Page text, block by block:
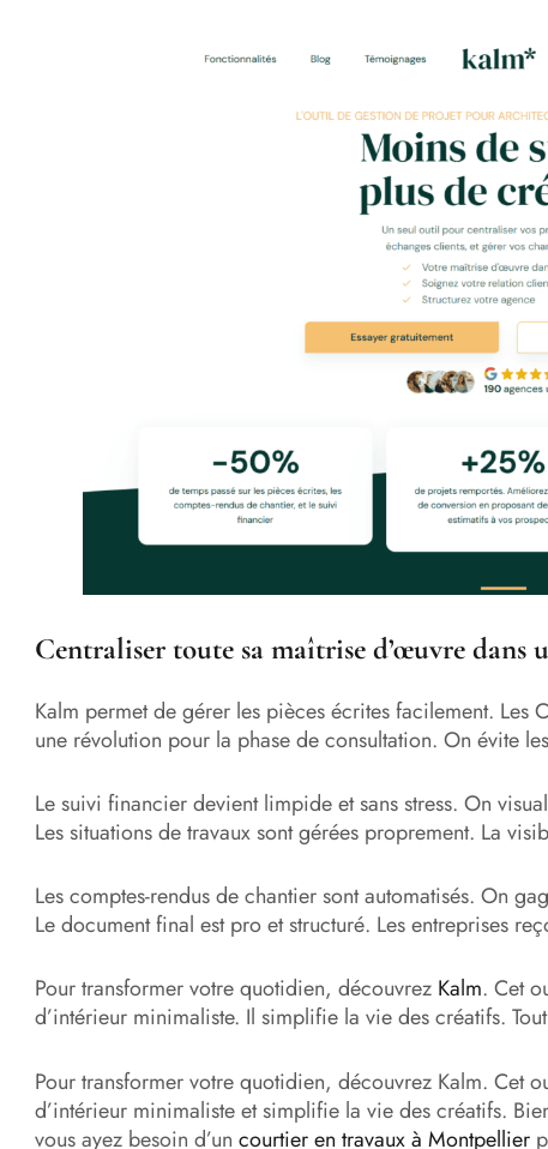
Centraliser toute sa maîtrise d’œuvre dans
Kalm permet de gérer les pièces écrites facilement. Les
une révolution pour la phase de consultation. On évite
Le suivi financier devient limpide et sans stress. On
Les situations de travaux sont gérées proprement. La
Les comptes-rendus de chantier sont automatisés. On
Le document final est pro et structuré. Les entreprises
Pour transformer votre quotidien, découvrez Kalm. Cet
d’intérieur minimaliste. Il simplifie la vie des créatifs.
Pour transformer votre quotidien, découvrez Kalm. Cet
d’intérieur minimaliste et simplifie la vie des créatifs.
vous ayez besoin d’un courtier en travaux à Montpellier